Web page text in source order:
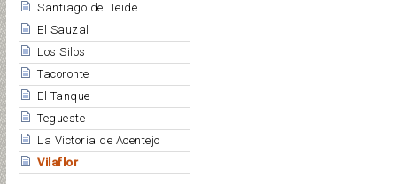
Santiago del Teide
El Sauzal
Los Silos
Tacoronte
El Tanque
Tegueste
La Victoria de Acentejo
Vilaflor